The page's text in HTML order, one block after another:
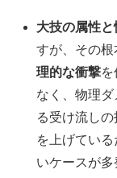
大技の属性と
すが、その
理的な衝撃
なく、物理
る受け流し
を上げてい
いケースが多